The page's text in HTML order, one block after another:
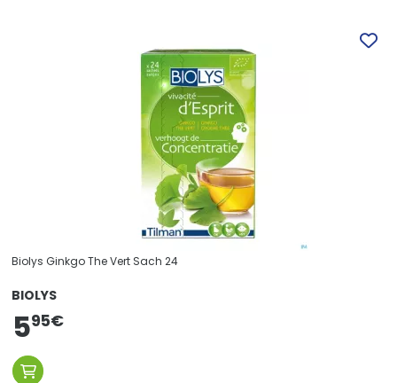
Biolys Ginkgo The Vert Sach 24
BIOLYS
595€